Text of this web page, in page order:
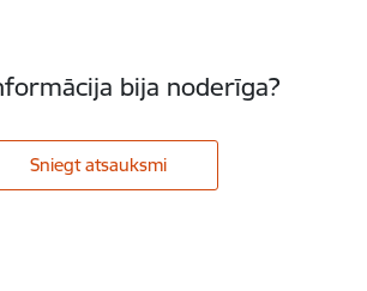
bija noderīga?
Sniegt atsauksmi